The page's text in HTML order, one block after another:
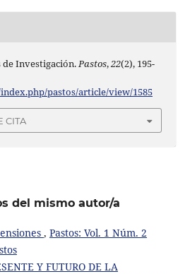
de Investigación.Pastos,22(2), 195-
pastos/article/view/1585
CITA
del mismo autor/a
, Pastos: Vol. 1 Núm. 2
Y FUTURO DE LA